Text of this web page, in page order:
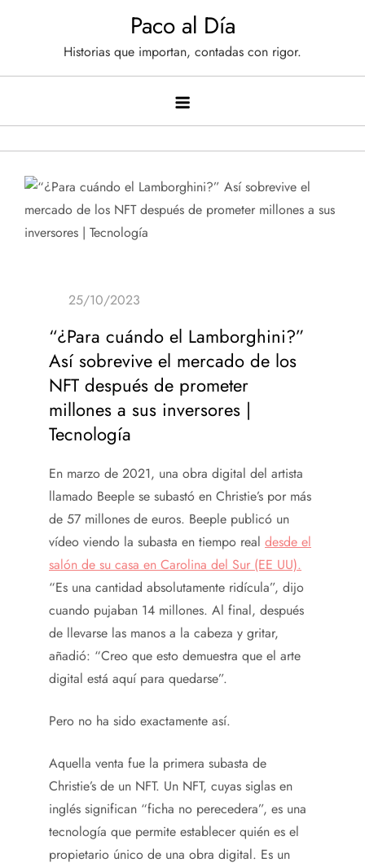
Paco al Día
Historias que importan, contadas con rigor.
“¿Para cuándo el Lamborghini?”
Así sobrevive el mercado de los
NFT después de prometer
millones a sus inversores |
Tecnología
En marzo de 2021, una obra digital del artista
llamado Beeple se subastó en Christie’s por más
de 57 millones de euros. Beeple publicó un
vídeo viendo la subasta en tiempo real desde el
salón de su casa en Carolina del Sur (EE UU).
“Es una cantidad absolutamente ridícula”, dijo
cuando pujaban 14 millones. Al final, después
de llevarse las manos a la cabeza y gritar,
añadió: “Creo que esto demuestra que el arte
digital está aquí para quedarse”.
Pero no ha sido exactamente así.
Aquella venta fue la primera subasta de
Christie’s de un NFT. Un NFT, cuyas siglas en
inglés significan “ficha no perecedera”, es una
tecnología que permite establecer quién es el
propietario único de una obra digital. Es un